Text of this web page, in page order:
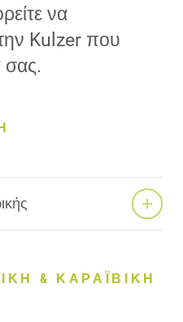
να
Kulzer που
σας.
& ΚΑΡΑΪΒΙΚΗ